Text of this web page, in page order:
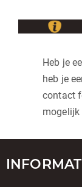
Heb je
heb je
contact